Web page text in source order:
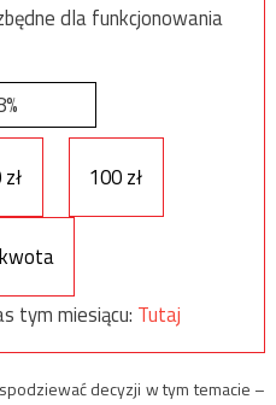
dla funkcjonowania
100 zł
tym miesiącu: Tutaj
decyzji w tym temacie –